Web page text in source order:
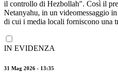
il controllo di Hezbollah". Così il
Netanyahu, in un videomessaggio
di cui i media locali forniscono una
IN EVIDENZA
31 Mag 2026 - 13:35